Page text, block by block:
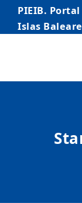
PIEIB.
Islas
INICIO
AUTÓNOMO/